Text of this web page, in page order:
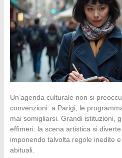
Un’agenda culturale non si
convenzioni: a Parigi, le
mai somigliarsi. Grandi istituzioni,
effimeri: la scena artistica si
imponendo talvolta regole inedite
abituali.